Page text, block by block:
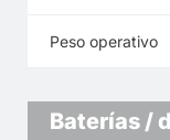
Peso operativo
Baterías /